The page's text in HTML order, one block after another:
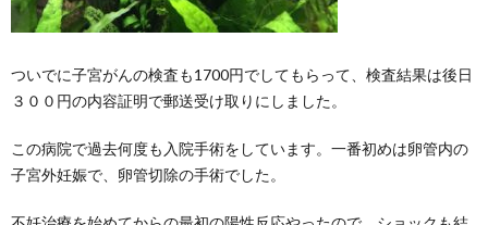
ついでに子宮がんの検査も1700円でしてもらって、検査結果は後日
３００円の内容証明で郵送受け取りにしました。
この病院で過去何度も入院手術をしています。一番初めは卵管内の
子宮外妊娠で、卵管切除の手術でした。